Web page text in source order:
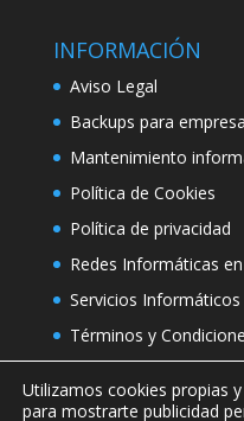
INFORMACIÓN
Aviso Legal
Backups para
Mantenimiento
Política de Cookies
Política de privacidad
Redes Informáticas
Servicios Informáticos
Términos y
Utilizamos cookies propias
para mostrarte publicidad